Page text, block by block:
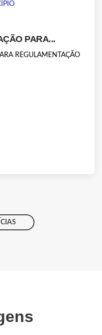
PARA...
REGULAMENTAÇÃO